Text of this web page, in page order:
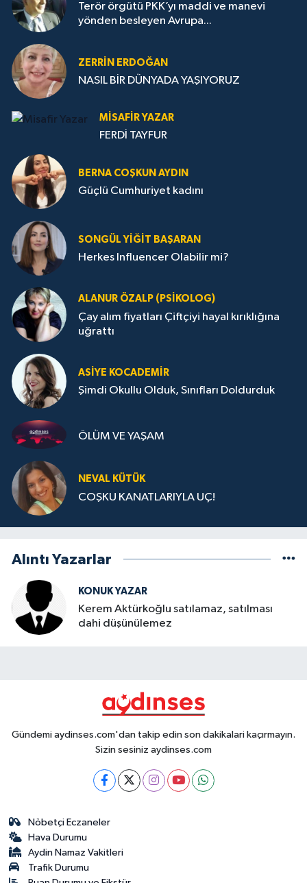
Terör örgütü PKK’yı maddi ve manevi
yönden besleyen Avrupa...
ZERRIN ERDOĞAN
NASIL BİR DÜNYADA YAŞIYORUZ
MISAFIR YAZAR
FERDİ TAYFUR
BERNA COŞKUN AYDIN
Güçlü Cumhuriyet kadını
SONGÜL YIĞIT BAŞARAN
Herkes Influencer Olabilir mi?
ALANUR ÖZALP (PSIKOLOG)
Çay alım fiyatları Çiftçiyi hayal kırıklığına
uğrattı
ASIYE KOCADEMİR
Şimdi Okullu Olduk, Sınıfları Doldurduk
ÖLÜM VE YAŞAM
NEVAL KÜTÜK
COŞKU KANATLARIYLA UÇ!
Alıntı Yazarlar
KONUK YAZAR
Kerem Aktürkoğlu satılamaz, satılması
dahi düşünülemez
Gündemi aydinses.com'dan takip edin son dakikalari kaçırmayın.
Sizin sesiniz aydinses.com
Nöbetçi Eczaneler
Hava Durumu
Aydin Namaz Vakitleri
Trafik Durumu